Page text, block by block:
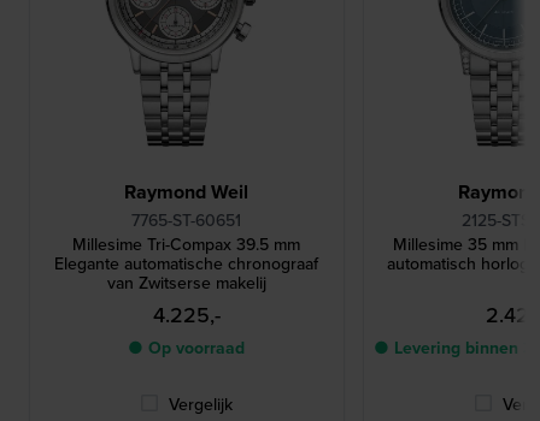
Raymond Weil
7765-ST-60651
Millesime Tri-Compax 39.5 mm
Elegante automatische chronograaf
van Zwitserse makelij
4.225,-
● Op voorraad
Vergelijk
2125-
Millesime 35 mm
automatisch
● Levering binnen